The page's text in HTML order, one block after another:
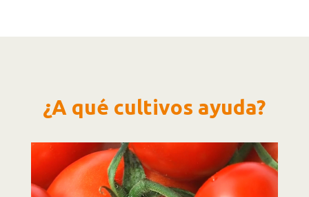
¿A qué cultivos ayuda?
Reproductor
de
vídeo